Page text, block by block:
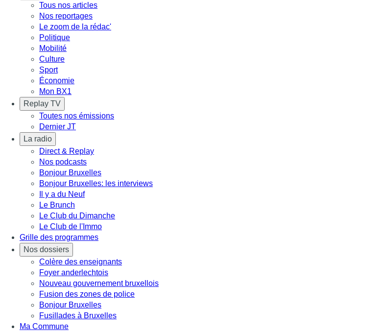
Tous nos articles
Nos reportages
Le zoom de la rédac'
Politique
Mobilité
Culture
Sport
Économie
Mon BX1
Replay TV
Toutes nos émissions
Dernier JT
La radio
Direct & Replay
Nos podcasts
Bonjour Bruxelles
Bonjour Bruxelles: les interviews
Il y a du Neuf
Le Brunch
Le Club du Dimanche
Le Club de l'Immo
Grille des programmes
Nos dossiers
Colère des enseignants
Foyer anderlechtois
Nouveau gouvernement bruxellois
Fusion des zones de police
Bonjour Bruxelles
Fusillades à Bruxelles
Ma Commune